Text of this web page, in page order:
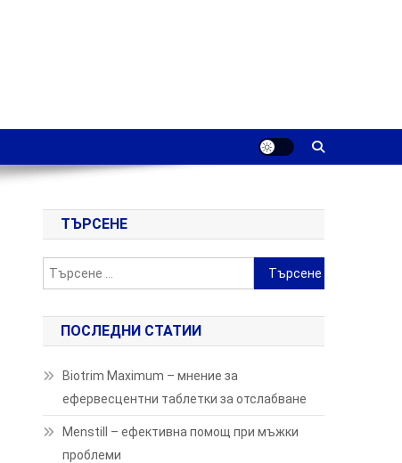
ТЪРСЕНЕ
Търсене
за:
ПОСЛЕДНИ СТАТИИ
Biotrim Maximum – мнение за
ефервесцентни таблетки за отслабване
Menstill – ефективна помощ при мъжки
проблеми